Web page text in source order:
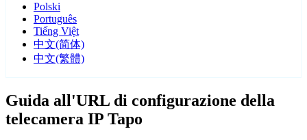
Polski
Português
Tiếng Việt
中文(简体)
中文(繁體)
Guida all'URL di configurazione della
telecamera IP Tapo